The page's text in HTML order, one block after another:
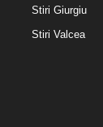
Stiri Giurgiu
Stiri Valcea